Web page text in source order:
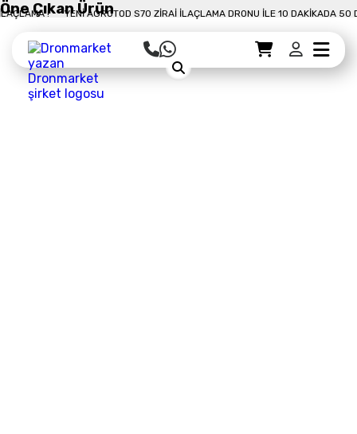
50 DÖNÜM İLAÇLAMA ! YENI AGROTOD S70 ZIRAI İLAÇLAMA
Sepet
Sepet Detayı Ödemeye Geç
Öne Çıkan Ürün